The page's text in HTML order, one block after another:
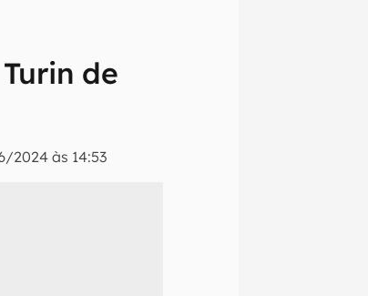
de
2024 às 14:53